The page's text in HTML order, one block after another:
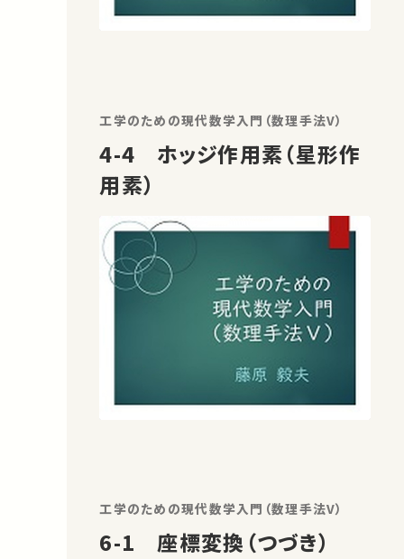
工学のための現代数学入門（数理手法V）
4-4 ホッジ作用素（星形作
用素）
工学のための現代数学入門（数理手法V）
6-1 座標変換（つづき）